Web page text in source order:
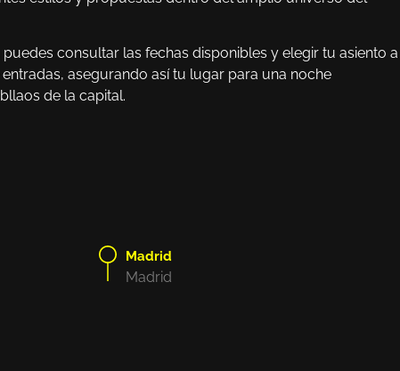
consultar las fechas disponibles y elegir tu asiento a
asegurando así tu lugar para una noche
de la capital.
Madrid
Madrid